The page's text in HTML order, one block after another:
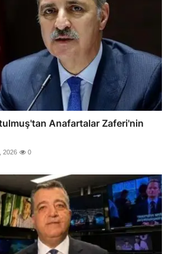
Anafartalar Zaferi'nin
2026 0